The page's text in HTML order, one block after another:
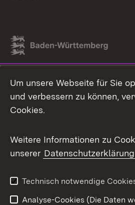
Link zum Landesportal
Um unsere Webseite für Sie
und verbessern zu können,
Cookies.
Weitere Informationen zu
unserer Datenschutzerklärung
Technisch notwendige
Analyse-Cookies (Die Daten